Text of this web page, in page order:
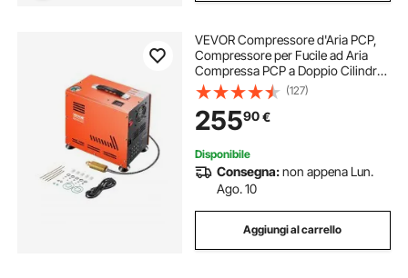
VEVOR Compressore d'Aria PCP,
Compressore per Fucile ad Aria
Compressa PCP a Doppio Cilindro
da 800 W, 30 MPa con Sistema di
Raffreddamento a Ventola
Integrato, per Bombola di Paintball
Senza Olio
(127)
25590€
Disponibile
Consegna:non appena Lun.
Ago. 10
Aggiungi al carrello